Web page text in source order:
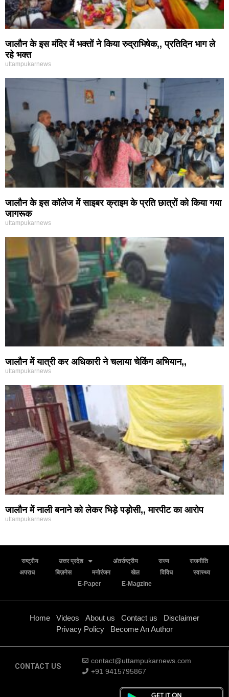
जालौन के इस मंदिर में भक्तों ने किया रुद्राभिषेक,, प्रतिदिन भाग ले
रहे भक्त
uttampukarnews
जालौन के इस कॉलेज में साइबर क्राइम के प्रति छात्रों को किया गया
जागरूक
uttampukarnews
जालौन में यात्री कर अधिकारी ने चलाया चेकिंग अभियान,,
uttampukarnews
जालौन में नाली बनाने को लेकर भिड़े पड़ोसी,, मारपीट का आरोप
uttampukarnews
राष्ट्रीय उत्तर प्रदेश अंतर्राष्ट्रीय राज्य
राजनीति
अपराध
बिज़नेस मनोरंजन खेल विविध
स्वास्थ्य
E-Paper
E-Magzine
Home Videos About us Contact us
Disclaimer
Privacy Policy
Become An Author
CONTACT US
contact@uttampukarnews.com
+91 9415795867